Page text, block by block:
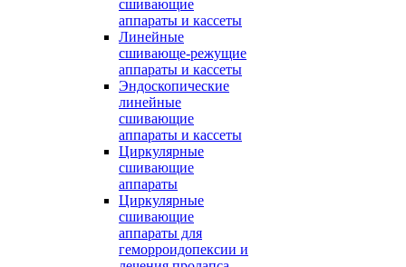
сшивающие
аппараты и кассеты
Линейные
сшивающе-режущие
аппараты и кассеты
Эндоскопические
линейные
сшивающие
аппараты и кассеты
Циркулярные
сшивающие
аппараты
Циркулярные
сшивающие
аппараты для
геморроидопексии и